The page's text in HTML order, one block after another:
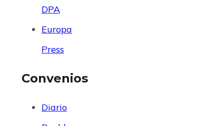
DPA
Europa
Press
Convenios
Diario